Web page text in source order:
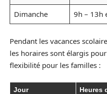
Dimanche
9h – 13h
Pendant les vacances
les horaires sont élargis
flexibilité pour les familles :
Jour Heures